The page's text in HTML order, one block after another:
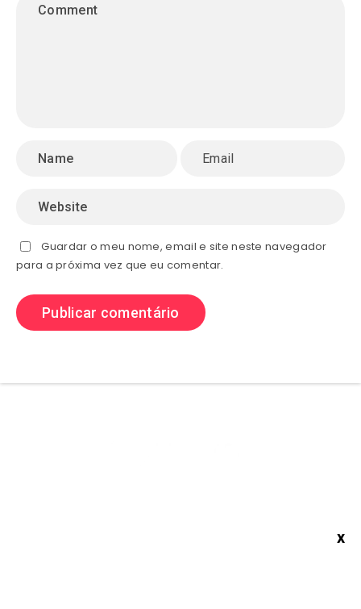
Guardar o meu nome, email e site neste navegador
para a próxima vez que eu comentar.
encontra Muitos conteúdos sobre Tutorias, Dicas é Aplicativos, e
x
x